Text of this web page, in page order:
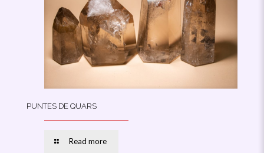
PUNTES DE QUARS
Read more